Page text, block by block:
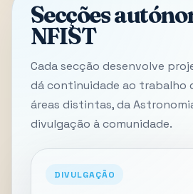
Secções
NFIST
Cada secção desenvolve
dá continuidade ao trabalho
áreas distintas, da
divulgação à comunidade.
DIVULGAÇÃO